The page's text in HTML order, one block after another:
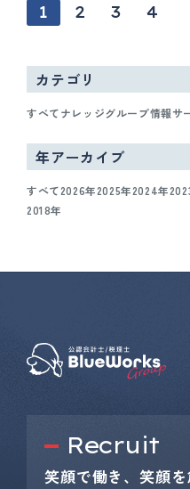
1 2 3 4
カテゴリ
すべてナレッジグループ情報サ
年アーカイブ
すべて2026年2025年2024年
2018年
Recruit
笑顔で働き、笑顔を